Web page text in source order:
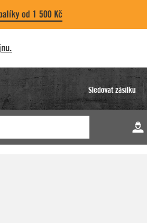
od 1 500 Kč
Sledovat zásilku